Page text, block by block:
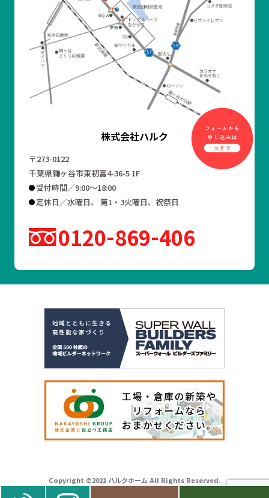
株式会社ハルク
〒273-0122
千葉県鎌ヶ谷市東初富4-36-5 1F
受付時間／9:00～18:00
定休日／水曜日、 第1・3火曜日、祝祭日
0120 869 406
Copyright ©2021 ハルクホーム All Rights Reserved.